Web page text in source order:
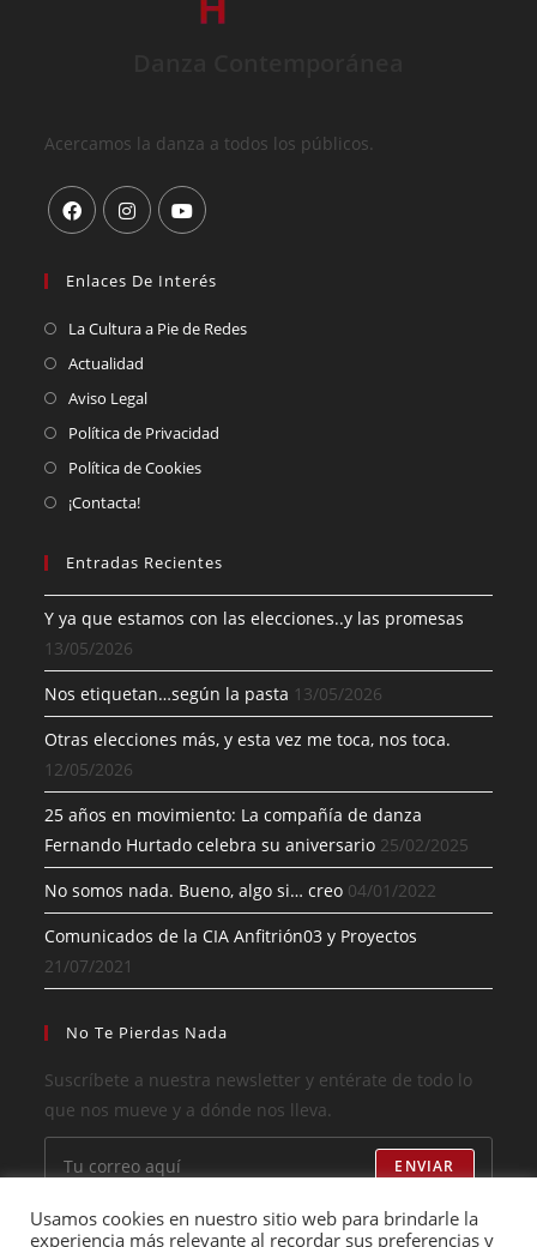
Acercamos la danza a todos los públicos.
Enlaces De Interés
La Cultura a Pie de Redes
Actualidad
Aviso Legal
Política de Privacidad
Política de Cookies
¡Contacta!
Entradas Recientes
Y ya que estamos con las elecciones..y las promesas
13/05/2026
Nos etiquetan…según la pasta 13/05/2026
Otras elecciones más, y esta vez me toca, nos toca.
12/05/2026
25 años en movimiento: La compañía de danza
Fernando Hurtado celebra su aniversario 25/02/2025
No somos nada. Bueno, algo si… creo 04/01/2022
Comunicados de la CIA Anfitrión03 y Proyectos
21/07/2021
No Te Pierdas Nada
Suscríbete a nuestra newsletter y entérate de todo lo
que nos mueve y a dónde nos lleva.
ENVIAR
He leído y acepto los términos
Usamos cookies en nuestro sitio web para brindarle la
experiencia más relevante al recordar sus preferencias y